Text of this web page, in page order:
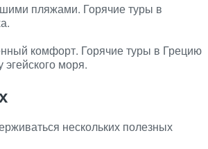
пляжами. Горячие туры в
комфорт. Горячие туры в Грецию
моря.
нескольких полезных